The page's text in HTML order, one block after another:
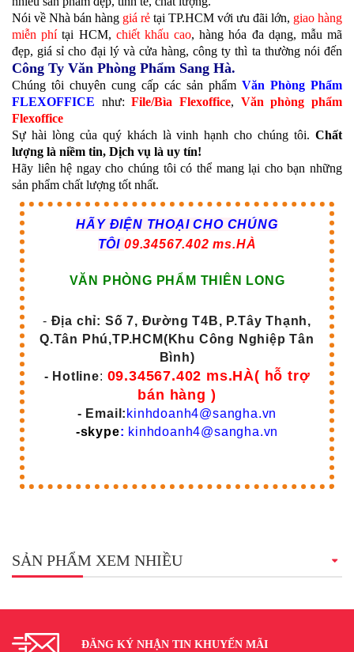
Nói về Nhà bán hàng giá rẻ tại TP.HCM với ưu đãi lớn, giao hàng
miễn phítại HCM, chiết khấu cao, hàng hóa đa dạng, mẫu mã
đẹp, giá sỉ cho đại lý và cửa hàng, công ty thì ta thường nói đến
Công Ty Văn Phòng Phẩm Sang Hà.
Chúng tôi chuyên cung cấp các sản phẩm Văn Phòng Phẩm
FLEXOFFICE như: File/Bìa Flexoffice, Văn phòng phẩm
Flexoffice
Sự hài lòng của quý khách là vinh hạnh cho chúng tôi. Chất
lượng là niềm tin, Dịch vụ là uy tín!
Hãy liên hệ ngay cho chúng tôi có thể mang lại cho bạn những
sản phẩm chất lượng tốt nhất.
HÃY ĐIỆN THOẠI CHO CHÚNG
TÔI 09.34567.402 ms.HÀ
VĂN PHÒNG PHẨM THIÊN LONG
- Địa chỉ: Số 7, Đường T4B, P.Tây Thạnh,
Q.Tân Phú,TP.HCM(Khu Công Nghiệp Tân
Bình)
- Hotline: 09.34567.402 ms.HÀ( hỗ trợ
bán hàng )
- Email: kinhdoanh4@sangha.vn
-skype: kinhdoanh4@sangha.vn
SẢN PHẨM XEM NHIỀU
ĐĂNG KÝ NHẬN TIN KHUYẾN MÃI